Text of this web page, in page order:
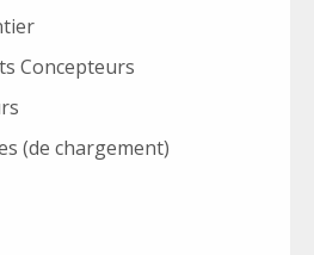
Concepteurs
(de chargement)